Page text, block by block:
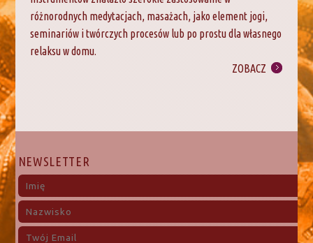
różnorodnych medytacjach, masażach, jako element jogi,
seminariów i twórczych procesów lub po prostu dla własnego
relaksu w domu.
ZOBACZ
NEWSLETTER